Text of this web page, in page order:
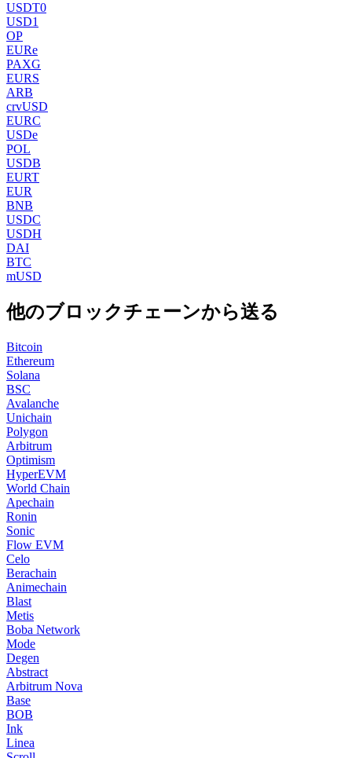
USDT0
USD1
OP
EURe
PAXG
EURS
ARB
crvUSD
EURC
USDe
POL
USDB
EURT
EUR
BNB
USDC
USDH
DAI
BTC
mUSD
他のブロックチェーンから送る
Bitcoin
Ethereum
Solana
BSC
Avalanche
Unichain
Polygon
Arbitrum
Optimism
HyperEVM
World Chain
Apechain
Ronin
Sonic
Flow EVM
Celo
Berachain
Animechain
Blast
Metis
Boba Network
Mode
Degen
Abstract
Arbitrum Nova
Base
BOB
Ink
Linea